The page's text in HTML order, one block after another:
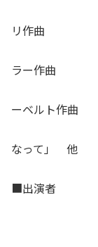
【演奏曲
リ作曲
「愛
ラー作曲
「ア
ーベルト作曲
「花
なって」 他
■出演者 中澤
中澤き
角 多恵